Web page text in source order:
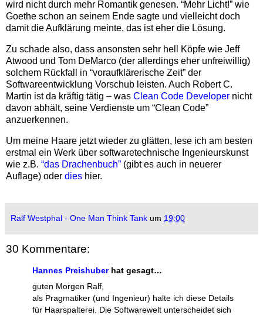
wird nicht durch mehr Romantik genesen. “Mehr Licht!” wie
Goethe schon an seinem Ende sagte und vielleicht doch
damit die Aufklärung meinte, das ist eher die Lösung.
Zu schade also, dass ansonsten sehr hell Köpfe wie Jeff
Atwood und Tom DeMarco (der allerdings eher unfreiwillig)
solchem Rückfall in “voraufklärerische Zeit” der
Softwareentwicklung Vorschub leisten. Auch Robert C.
Martin ist da kräftig tätig – was Clean Code Developer nicht
davon abhält, seine Verdienste um “Clean Code”
anzuerkennen.
Um meine Haare jetzt wieder zu glätten, lese ich am besten
erstmal ein Werk über softwaretechnische Ingenieurskunst
wie z.B. “das Drachenbuch” (gibt es auch in neuerer
Auflage) oder dies hier.
Ralf Westphal - One Man Think Tank um 19:00
30 Kommentare:
Hannes Preishuberhat gesagt…
guten Morgen Ralf,
als Pragmatiker (und Ingenieur) halte ich diese Details
für Haarspalterei. Die Softwarewelt unterscheidet sich